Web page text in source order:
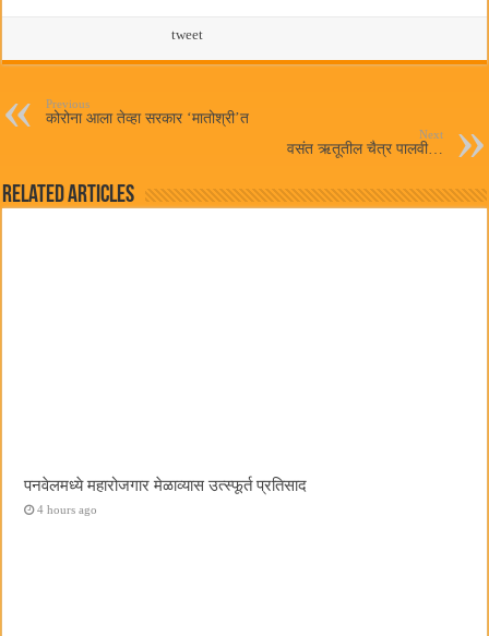
ts
pp
ail
tweet
Previous
कोरोना आला तेव्हा सरकार ‘मातोश्री’त
Next
वसंत ऋतूतील चैत्र पालवी…
Related Articles
पनवेलमध्ये महारोजगार मेळाव्यास उत्स्फूर्त प्रतिसाद
4 hours ago